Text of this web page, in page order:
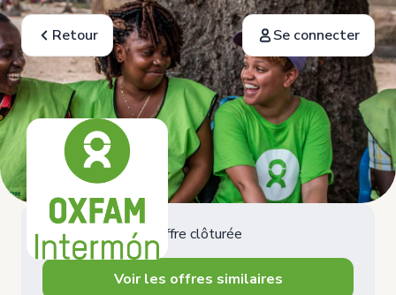
Retour Se connecter
Offre clôturée
Voir les offres similaires